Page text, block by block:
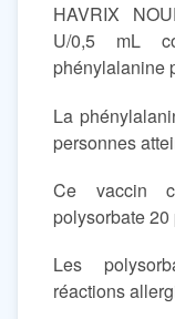
HAVRIX
U/0,5 mL
phénylalanine
La
personnes
Ce vaccin
polysorbate 20
Les
réactions